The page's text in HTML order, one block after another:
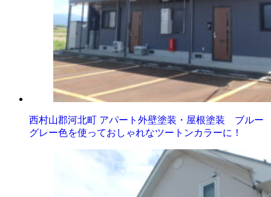
西村山郡河北町 アパート外壁塗装・屋根塗装 ブルー
グレー色を使っておしゃれなツートンカラーに！